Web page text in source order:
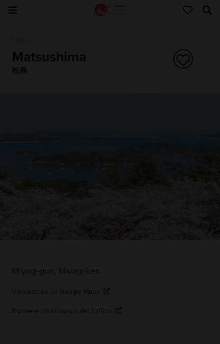
Matsushima
松島
Miyagi-gun, Miyagi-ken
Visualizzare su Google Maps
Ricevere informazioni del traffico